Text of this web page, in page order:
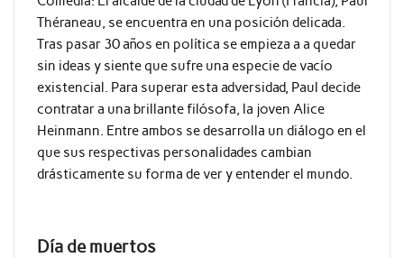
Théraneau, se encuentra en una posición delicada.
Tras pasar 30 años en política se empieza a a quedar
sin ideas y siente que sufre una especie de vacío
existencial. Para superar esta adversidad, Paul decide
contratar a una brillante filósofa, la joven Alice
Heinmann. Entre ambos se desarrolla un diálogo en el
que sus respectivas personalidades cambian
drásticamente su forma de ver y entender el mundo.
Día de muertos